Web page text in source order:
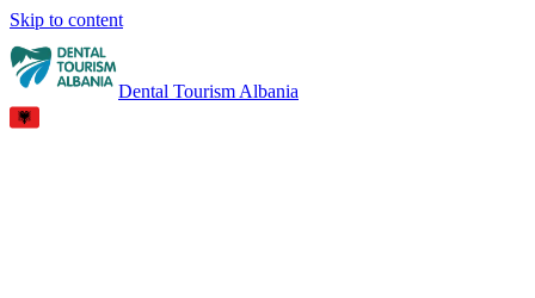
Skip to content
Dental Tourism Albania